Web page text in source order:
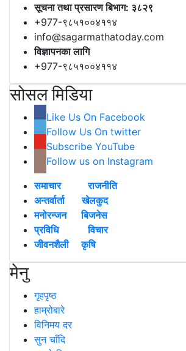
सूचना तथा प्रसारण बिभाग: ३८२९
+977-९८५१००४११४
info@sagarmathatoday.com
विज्ञापनका लागि
+977-९८५१००४११४
सोसल मिडिया
Like Us On Facebook
Follow Us On twitter
Subscribe YouTube
Follow us on Instagram
समाचार
राजनीति
अन्तर्वार्ता
खेलकुद
मनोरन्जन
बिजनेस
प्रविधि
विचार
जीवनशैली
कृषि
मेनु
गृहपृष्ठ
हाम्रोबारे
विनिमय दर
सुन चाँदि